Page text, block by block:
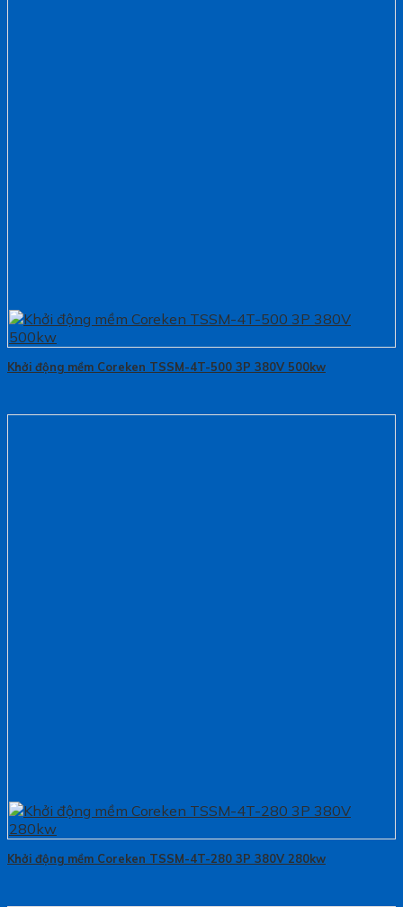
Khởi động mềm Coreken TSSM-4T-500 3P 380V 500kw
Khởi động mềm Coreken TSSM-4T-280 3P 380V 280kw